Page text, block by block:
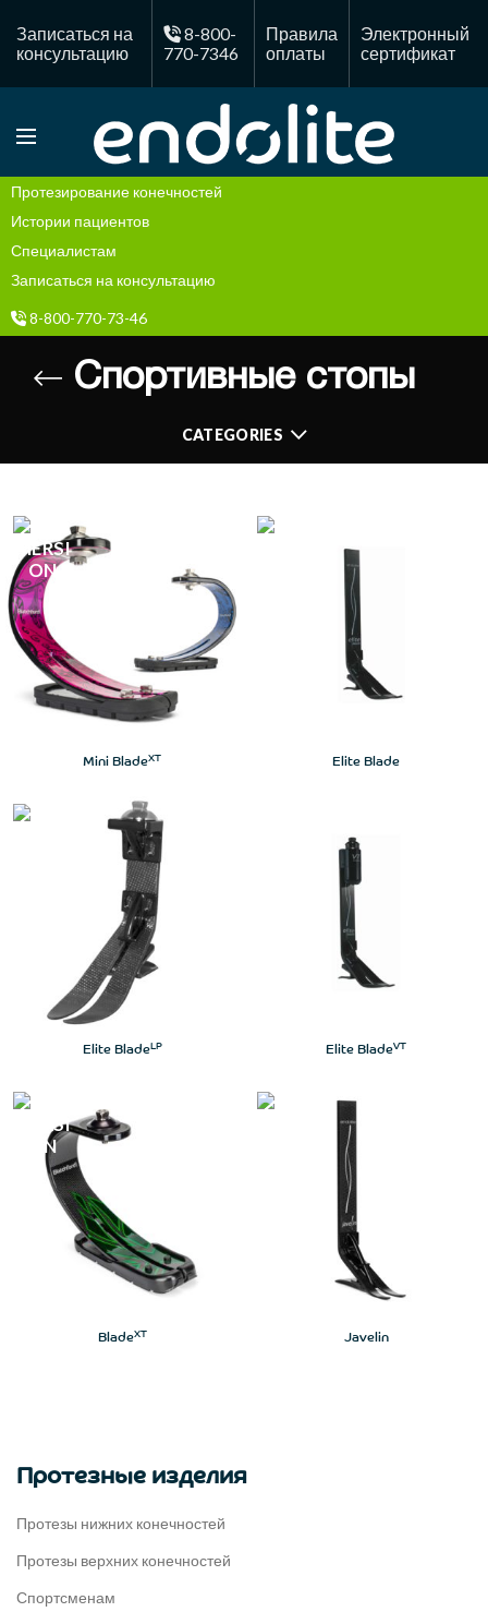
Записаться на
консультацию
8-800-
770-7346
Правила
оплаты
Электронный
сертификат
Протезирование конечностей
Истории пациентов
Специалистам
Записаться на консультацию
8-800-770-73-46
Электронный сертификат
Спортивные стопы
CATEGORIES
Mini BladeXT Elite Blade
Elite BladeLP Elite BladeVT
BladeXT Javelin
Протезные изделия
Протезы нижних конечностей
Протезы верхних конечностей
Спортсменам